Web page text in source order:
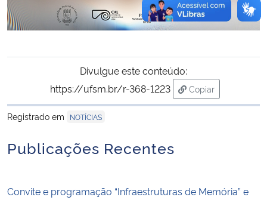
Divulgue este conteúdo:
https://ufsm.br/r-368-1223
Copiar
para área de
Registrado em
NOTÍCIAS
Publicações Recentes
Convite e programação “Infraestruturas de Memória” e